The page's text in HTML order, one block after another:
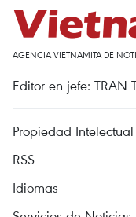
AGENCIA VIETNAMITA DE
Editor en jefe: TRAN
Propiedad Intelectual
RSS
Idiomas